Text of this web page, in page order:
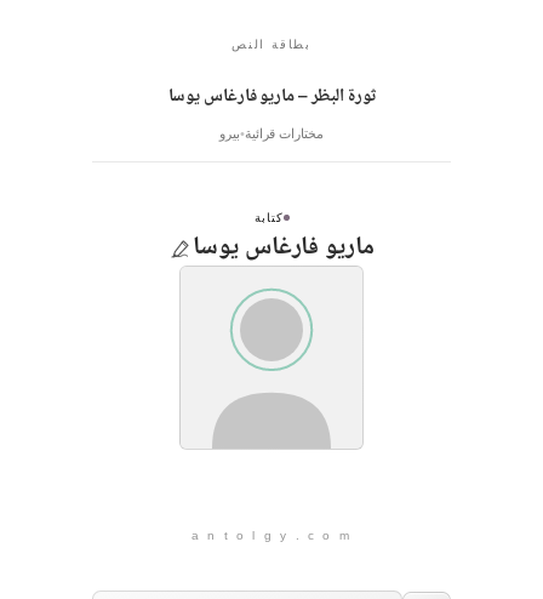
بطاقة النص
ثورة البظر – ماريو فارغاس يوسا
مختارات قرائية بيرو
كتابة
ماريو فارغاس يوسا
a n t o l g y . c o m